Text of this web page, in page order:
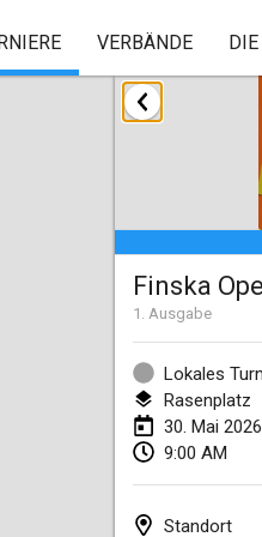
VERBÄNDE
Finska
1 . Ausgabe
Lokales
Rasenplatz
30. Mai 2026
9:00 AM
Standort
Januar 2026
Tournoi
10. Jan.
Open
17. Jan.
ABGESAGT
18. Jan.
31. Jan.
Februar 2026